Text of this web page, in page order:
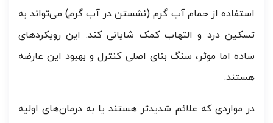
استفاده از حمام آب گرم (نشستن در آب گرم) می‌تواند به
تسکین درد و التهاب کمک شایانی کند. این رویکردهای
ساده اما موثر، سنگ بنای اصلی کنترل و بهبود این عارضه
هستند.
در مواردی که علائم شدیدتر هستند یا به درمان‌های اولیه